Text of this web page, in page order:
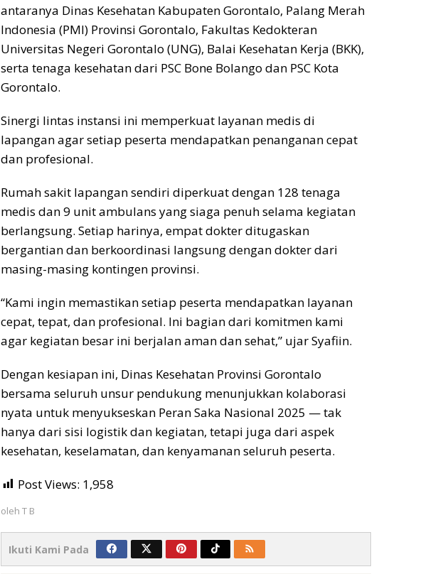
antaranya Dinas Kesehatan Kabupaten Gorontalo, Palang Merah
Indonesia (PMI) Provinsi Gorontalo, Fakultas Kedokteran
Universitas Negeri Gorontalo (UNG), Balai Kesehatan Kerja (BKK),
serta tenaga kesehatan dari PSC Bone Bolango dan PSC Kota
Gorontalo.
Sinergi lintas instansi ini memperkuat layanan medis di
lapangan agar setiap peserta mendapatkan penanganan cepat
dan profesional.
Rumah sakit lapangan sendiri diperkuat dengan 128 tenaga
medis dan 9 unit ambulans yang siaga penuh selama kegiatan
berlangsung. Setiap harinya, empat dokter ditugaskan
bergantian dan berkoordinasi langsung dengan dokter dari
masing-masing kontingen provinsi.
“Kami ingin memastikan setiap peserta mendapatkan layanan
cepat, tepat, dan profesional. Ini bagian dari komitmen kami
agar kegiatan besar ini berjalan aman dan sehat,” ujar Syafiin.
Dengan kesiapan ini, Dinas Kesehatan Provinsi Gorontalo
bersama seluruh unsur pendukung menunjukkan kolaborasi
nyata untuk menyukseskan Peran Saka Nasional 2025 — tak
hanya dari sisi logistik dan kegiatan, tetapi juga dari aspek
kesehatan, keselamatan, dan kenyamanan seluruh peserta.
Post Views: 1,958
oleh T B
Ikuti Kami Pada